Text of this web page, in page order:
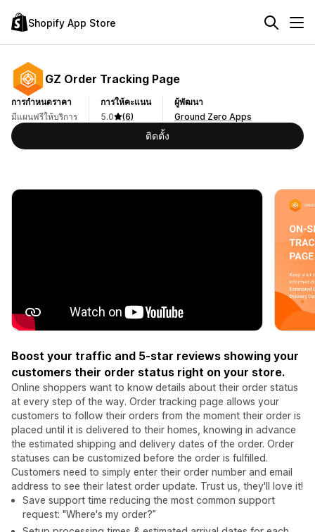
Shopify App Store
GZ Order Tracking Page
การกำหนดราคา
มีแผนฟรีให้บริการ
การให้คะแนน
5.0
(6)
ผู้พัฒนา
Ground Zero Apps
ติดตั้ง
Boost your traffic and 5-star reviews showing your
customers their order status right on your store.
Online shoppers want to know details about their order status
at every step of the way. Order tracking page allows your
customers to follow their orders from the moment their order is
placed until it is delivered to their homes, knowing in advance
the estimated shipping and delivery dates of the order. Order
statuses can be customized before the order is fulfilled.
Customers need to simply enter their order number and email
address to see their latest order update. Trust us, they'll love it!
Save support time reducing the most common support
request: "Where's my order?”